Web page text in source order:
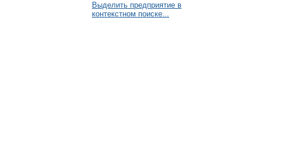
Выделить предприятие в
контекстном поиске...